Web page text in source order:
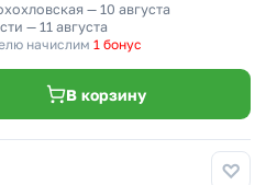
— 10 августа
— 11 августа
начислим 1 бонус
В корзину